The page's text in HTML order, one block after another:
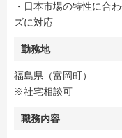
・日本市場の特性に合
ズに対応
勤務地
福島県（富岡町）
※社宅相談可
職務内容